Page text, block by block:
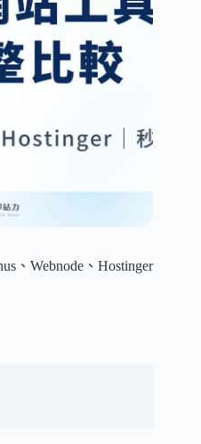
、Webnode、Hostinger